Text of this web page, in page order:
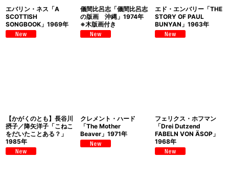
エバリン・ネス「A
SCOTTISH
SONGBOOK」1969年
儀間比呂志「儀間比呂志
の版画 沖縄」1974年
※木版画付き
エド・エンバリー「THE
STORY OF PAUL
BUNYAN」1963年
【かがくのとも】長谷川
摂子／降矢洋子「こねこ
をだいたことある？」
1985年
クレメント・ハード
「The Mother
Beaver」1971年
フェリクス・ホフマン
「Drei Dutzend
FABELN VON ÄSOP」
1968年